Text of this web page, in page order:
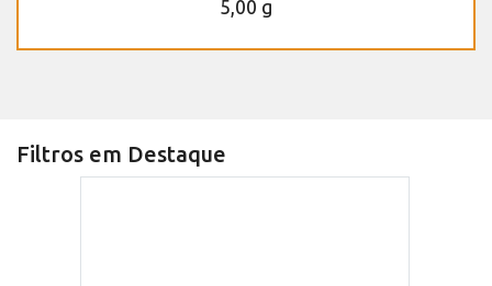
5,00 g
Filtros em Destaque